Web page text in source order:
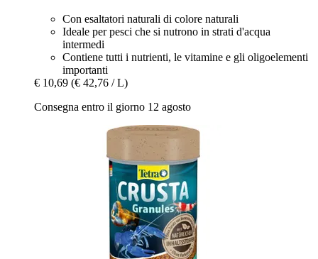
Con esaltatori naturali di colore naturali
Ideale per pesci che si nutrono in strati d'acqua
intermedi
Contiene tutti i nutrienti, le vitamine e gli oligoelementi
importanti
€ 10,69 (€ 42,76 / L)
Consegna entro il giorno 12 agosto